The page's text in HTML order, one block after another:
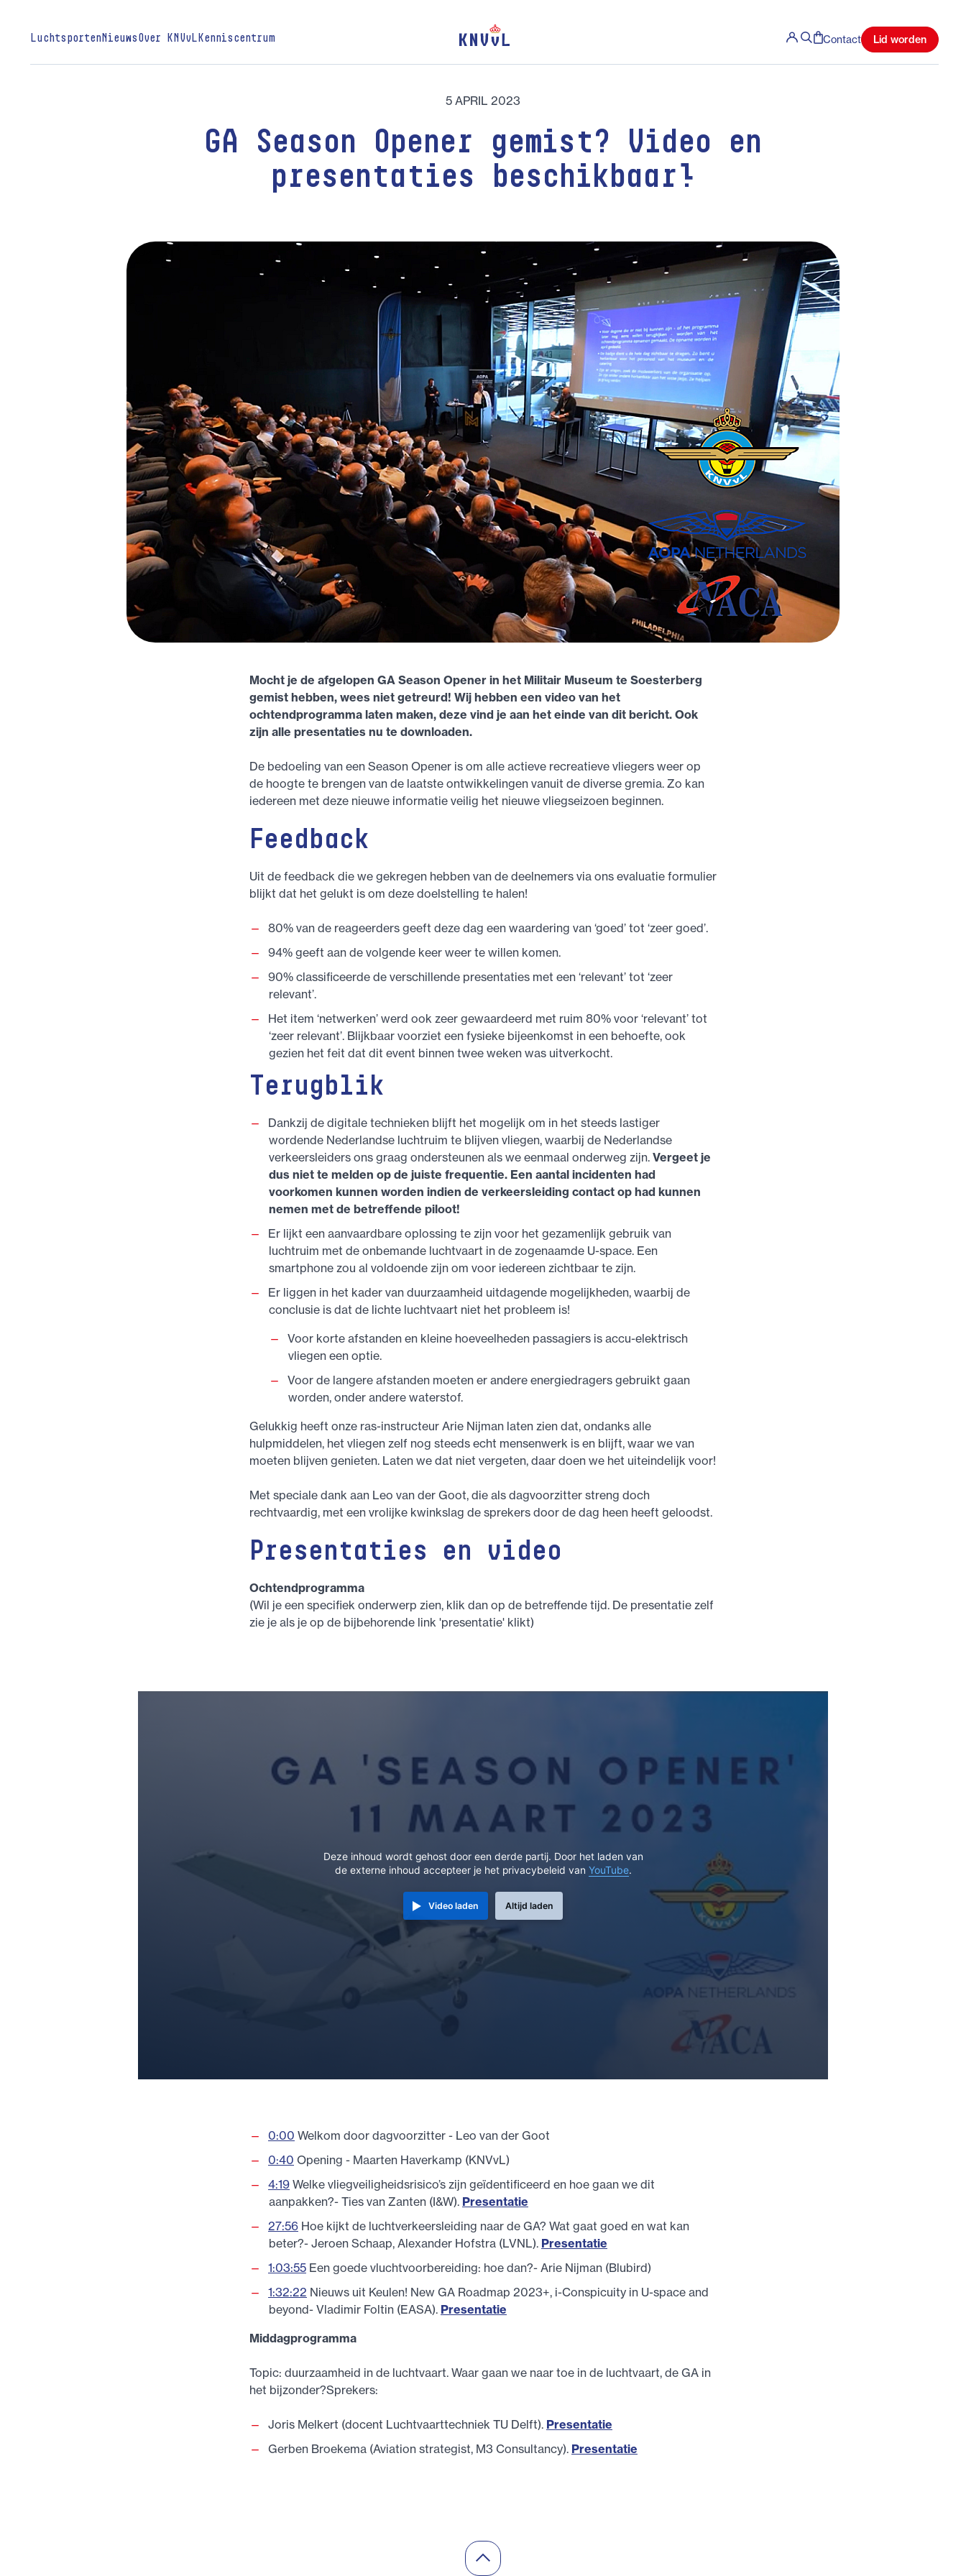
Luchtsporten Nieuws Over KNVvL Kenniscentrum Contact Lid worden
5 APRIL 2023
GA Season Opener gemist? Video en
presentaties beschikbaar!
Mocht je de afgelopen GA Season Opener in het Militair Museum te Soesterberg
gemist hebben, wees niet getreurd! Wij hebben een video van het
ochtendprogramma laten maken, deze vind je aan het einde van dit bericht. Ook
zijn alle presentaties nu te downloaden.
De bedoeling van een Season Opener is om alle actieve recreatieve vliegers weer op
de hoogte te brengen van de laatste ontwikkelingen vanuit de diverse gremia. Zo kan
iedereen met deze nieuwe informatie veilig het nieuwe vliegseizoen beginnen.
Feedback
Uit de feedback die we gekregen hebben van de deelnemers via ons evaluatie formulier
blijkt dat het gelukt is om deze doelstelling te halen!
80% van de reageerders geeft deze dag een waardering van ‘goed’ tot ‘zeer goed’.
94% geeft aan de volgende keer weer te willen komen.
90% classificeerde de verschillende presentaties met een ‘relevant’ tot ‘zeer
relevant’.
Het item ‘netwerken’ werd ook zeer gewaardeerd met ruim 80% voor ‘relevant’ tot
‘zeer relevant’. Blijkbaar voorziet een fysieke bijeenkomst in een behoefte, ook
gezien het feit dat dit event binnen twee weken was uitverkocht.
Terugblik
Dankzij de digitale technieken blijft het mogelijk om in het steeds lastiger
wordende Nederlandse luchtruim te blijven vliegen, waarbij de Nederlandse
verkeersleiders ons graag ondersteunen als we eenmaal onderweg zijn. Vergeet je
dus niet te melden op de juiste frequentie. Een aantal incidenten had
voorkomen kunnen worden indien de verkeersleiding contact op had kunnen
nemen met de betreffende piloot!
Er lijkt een aanvaardbare oplossing te zijn voor het gezamenlijk gebruik van
luchtruim met de onbemande luchtvaart in de zogenaamde U-space. Een
smartphone zou al voldoende zijn om voor iedereen zichtbaar te zijn.
Er liggen in het kader van duurzaamheid uitdagende mogelijkheden, waarbij de
conclusie is dat de lichte luchtvaart niet het probleem is!
Voor korte afstanden en kleine hoeveelheden passagiers is accu-elektrisch
vliegen een optie.
Voor de langere afstanden moeten er andere energiedragers gebruikt gaan
worden, onder andere waterstof.
Gelukkig heeft onze ras-instructeur Arie Nijman laten zien dat, ondanks alle
hulpmiddelen, het vliegen zelf nog steeds echt mensenwerk is en blijft, waar we van
moeten blijven genieten. Laten we dat niet vergeten, daar doen we het uiteindelijk voor!
Met speciale dank aan Leo van der Goot, die als dagvoorzitter streng doch
rechtvaardig, met een vrolijke kwinkslag de sprekers door de dag heen heeft geloodst.
Presentaties en video
Ochtendprogramma
(Wil je een specifiek onderwerp zien, klik dan op de betreffende tijd. De presentatie zelf
zie je als je op de bijbehorende link 'presentatie' klikt)
Deze inhoud wordt gehost door een derde partij. Door het laden van
de externe inhoud accepteer je het privacybeleid van YouTube.
Video laden Altijd laden
0:00 Welkom door dagvoorzitter - Leo van der Goot
0:40 Opening - Maarten Haverkamp (KNVvL)
4:19 Welke vliegveiligheidsrisico’s zijn geïdentificeerd en hoe gaan we dit
aanpakken?- Ties van Zanten (I&W). Presentatie
27:56 Hoe kijkt de luchtverkeersleiding naar de GA? Wat gaat goed en wat kan
beter?- Jeroen Schaap, Alexander Hofstra (LVNL). Presentatie
1:03:55 Een goede vluchtvoorbereiding: hoe dan?- Arie Nijman (Blubird)
1:32:22 Nieuws uit Keulen! New GA Roadmap 2023+, i-Conspicuity in U-space and
beyond- Vladimir Foltin (EASA). Presentatie
Middagprogramma
Topic: duurzaamheid in de luchtvaart. Waar gaan we naar toe in de luchtvaart, de GA in
het bijzonder?Sprekers:
Joris Melkert (docent Luchtvaarttechniek TU Delft). Presentatie
Gerben Broekema (Aviation strategist, M3 Consultancy). Presentatie